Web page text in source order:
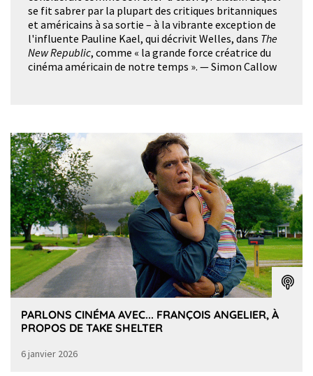
se fit sabrer par la plupart des critiques britanniques
et américains à sa sortie – à la vibrante exception de
l'influente Pauline Kael, qui décrivit Welles, dans The
New Republic, comme « la grande force créatrice du
cinéma américain de notre temps ». — Simon Callow
PARLONS CINÉMA AVEC... FRANÇOIS ANGELIER, À
PROPOS DE TAKE SHELTER
6 janvier 2026